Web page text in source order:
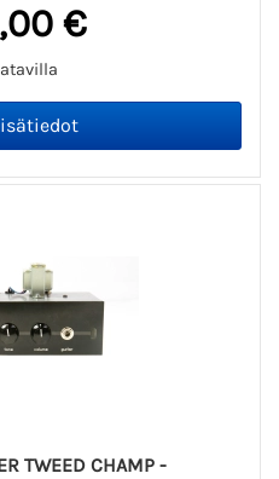
€
TWEED CHAMP -